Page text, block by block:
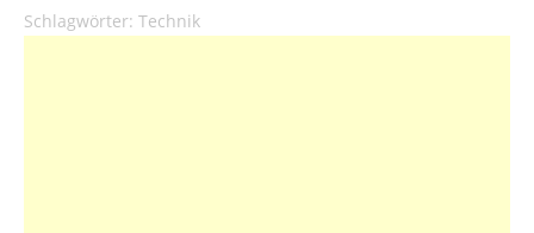
Schlagwörter: Technik